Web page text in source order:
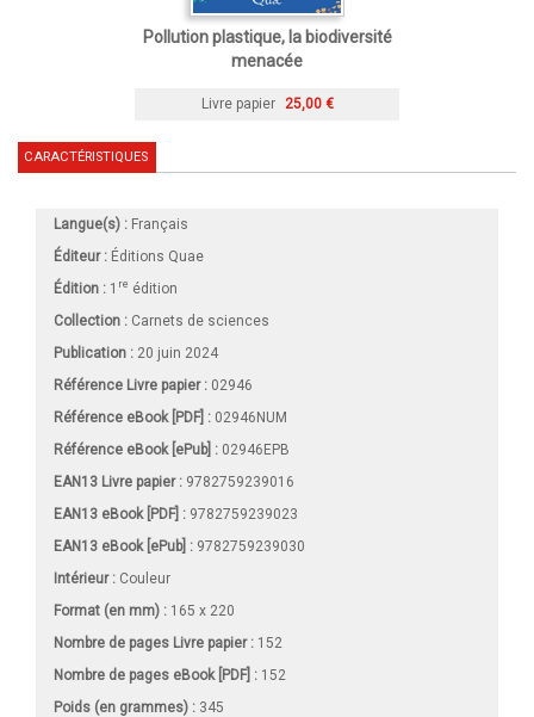
Pollution plastique, la biodiversité
menacée
Livre papier 25,00 €
CARACTÉRISTIQUES
Langue(s) : Français
Éditeur : Éditions Quae
Édition : 1 re édition
Collection : Carnets de sciences
Publication : 20 juin 2024
Référence Livre papier : 02946
Référence eBook [PDF] : 02946NUM
Référence eBook [ePub] : 02946EPB
EAN13 Livre papier : 9782759239016
EAN13 eBook [PDF] : 9782759239023
EAN13 eBook [ePub] : 9782759239030
Intérieur : Couleur
Format (en mm) : 165 x 220
Nombre de pages Livre papier: 152
Nombre de pages eBook [PDF] : 152
Poids (en grammes) : 345